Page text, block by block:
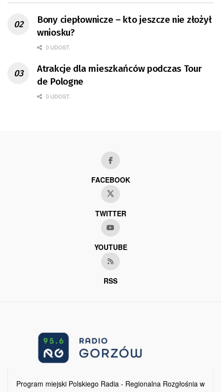
Bony ciepłownicze – kto jeszcze nie złożył
wniosku?
0 UDOST.
Atrakcje dla mieszkańców podczas Tour
de Pologne
0 UDOST.
FACEBOOK
TWITTER
YOUTUBE
RSS
Program miejski Polskiego Radia - Regionalna Rozgłośnia w